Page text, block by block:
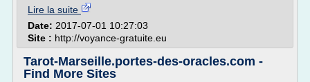
Lire la suite
Date: 2017-07-01 10:27:03
Site : http://voyance-gratuite.eu
Tarot-Marseille.portes-des-oracles.com -
Find More Sites